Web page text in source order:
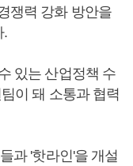
쟁력 강화 방안을
.
있는 산업정책 수
이 돼 소통과 협력
과 '핫라인'을 개설